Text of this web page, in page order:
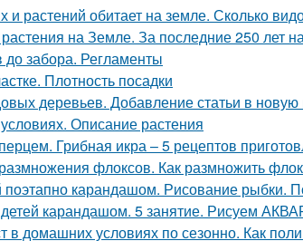
и растений обитает на земле. Сколько
на Земле. За последние 250 лет
до забора. Регламенты
Плотность посадки
деревьев. Добавление статьи в новую
Описание растения
Грибная икра – 5 рецептов
флоксов. Как размножить
карандашом. Рисование рыбки.
карандашом. 5 занятие. Рисуем
в домашних условиях по сезонно. Как